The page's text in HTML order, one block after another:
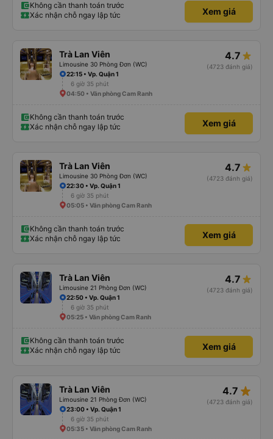
Không cần thanh toán trước
Xác nhận chỗ ngay lập tức
Xem giá
Trà Lan Viên
Limousine 30 Phòng Đơn (WC)
4.7
(4723 đánh giá)
22:15 • Vp. Quận 1
6 giờ 35 phút
04:50 • Văn phòng Cam Ranh
Không cần thanh toán trước
Xác nhận chỗ ngay lập tức
Xem giá
Trà Lan Viên
Limousine 30 Phòng Đơn (WC)
4.7
(4723 đánh giá)
22:30 • Vp. Quận 1
6 giờ 35 phút
05:05 • Văn phòng Cam Ranh
Không cần thanh toán trước
Xác nhận chỗ ngay lập tức
Xem giá
Trà Lan Viên
Limousine 21 Phòng Đơn (WC)
4.7
(4723 đánh giá)
22:50 • Vp. Quận 1
6 giờ 35 phút
05:25 • Văn phòng Cam Ranh
Không cần thanh toán trước
Xác nhận chỗ ngay lập tức
Xem giá
Trà Lan Viên
Limousine 21 Phòng Đơn (WC)
4.7 star_rate
(4723 đánh giá)
23:00 • Vp. Quận 1
6 giờ 35 phút
05:35 • Văn phòng Cam Ranh